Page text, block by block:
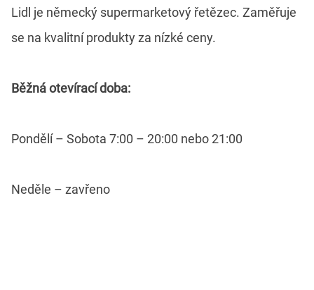
Lidl je německý supermarketový řetězec. Zaměřuje
se na kvalitní produkty za nízké ceny.
Běžná otevírací doba:
Pondělí – Sobota 7:00 – 20:00 nebo 21:00
Neděle – zavřeno